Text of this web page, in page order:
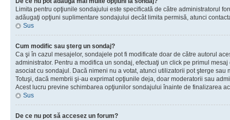
Limita pentru opţiunile sondajului este specificată de către administratorul
adăugaţi opţiuni suplimentare sondajului decât limita permisă, atunci
Sus
Cum modific sau şterg un sondaj?
Ca şi în cazul mesajelor, sondajele pot fi modificate doar de către autorul
administrator. Pentru a modifica un sondaj, efectuaţi un click pe primul
asociat cu sondajul. Dacă nimeni nu a votat, atunci utilizatorii pot şterge
Totuşi, dacă membrii şi-au exprimat opţiunile deja, doar moderatorii sau
Acest lucru previne schimbarea opţiunilor sondajului înainte de finalizarea
Sus
De ce nu pot să accesez un forum?